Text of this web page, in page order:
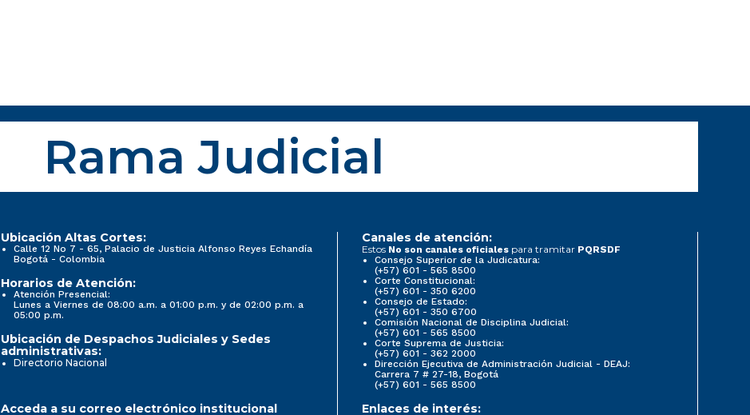
Rama Judicial
Ubicación Altas Cortes:
Calle 12 No 7 - 65, Palacio de Justicia Alfonso Reyes Echandía
Bogotá - Colombia
Horarios de Atención:
Atención Presencial:
Lunes a Viernes de 08:00 a.m. a 01:00 p.m. y de 02:00 p.m. a
05:00 p.m.
Ubicación de Despachos Judiciales y Sedes
administrativas:
Directorio Nacional
Canales de atención:
Estos No son canales oficiales para tramitar PQRSDF
Consejo Superior de la Judicatura:
(+57) 601 - 565 8500
Corte Constitucional:
(+57) 601 - 350 6200
Consejo de Estado:
(+57) 601 - 350 6700
Comisión Nacional de Disciplina Judicial:
(+57) 601 - 565 8500
Corte Suprema de Justicia:
(+57) 601 - 362 2000
Dirección Ejecutiva de Administración Judicial - DEAJ:
Carrera 7 # 27-18, Bogotá
(+57) 601 - 565 8500
Acceda a su correo electrónico institucional Enlaces de interés: